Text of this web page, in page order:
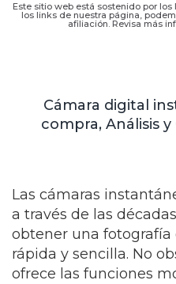
Este sitio web está sostenido por
los links de nuestra página,
afiliación. Revisa más
Cámara digital
compra, Análisis
Las cámaras
a través de las
obtener una fotografía
rápida y sencilla. No
ofrece las funciones